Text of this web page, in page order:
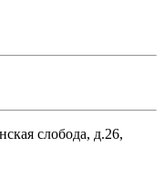
слобода, д.26,